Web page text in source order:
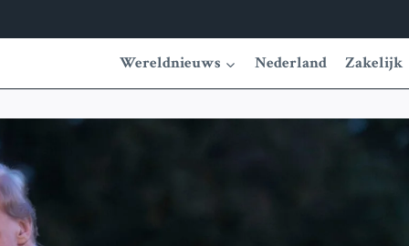
Wereldnieuws Nederland Zakelijk